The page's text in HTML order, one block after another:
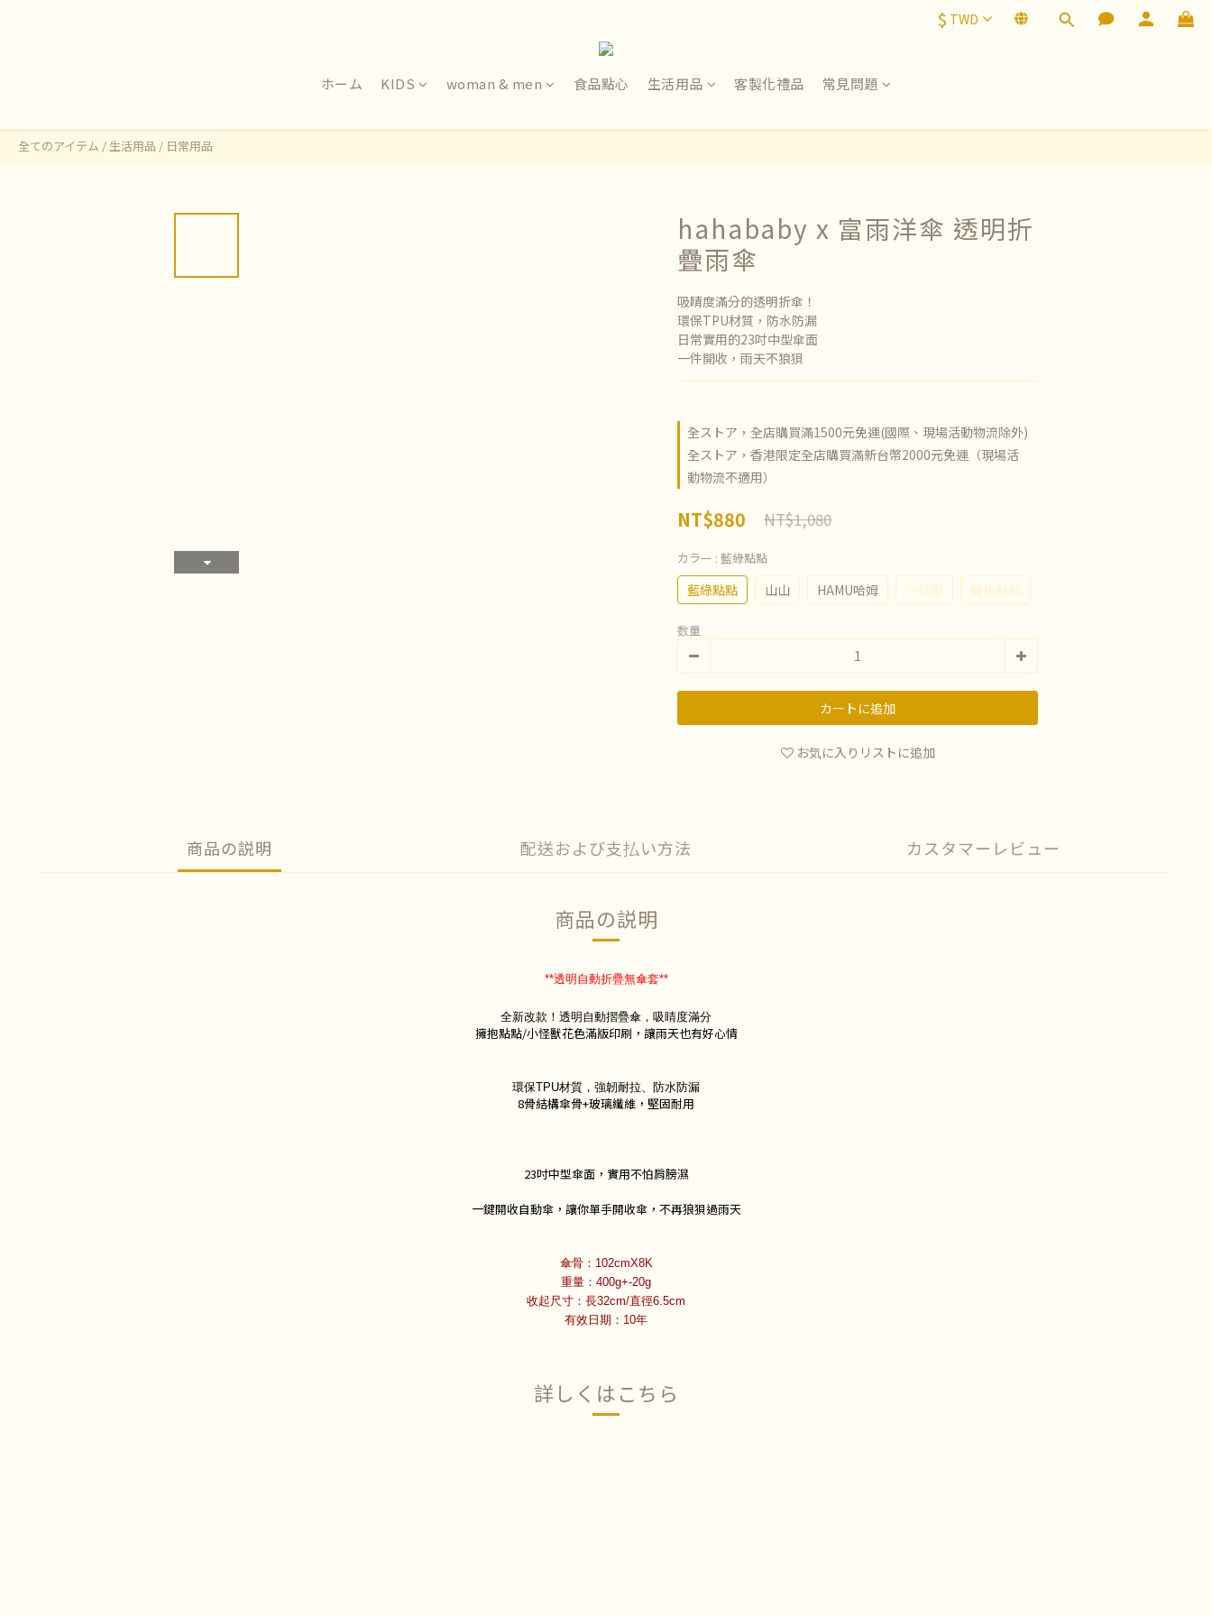
$ TWD
ホーム KIDS woman & men 食品點心 生活用品 客製化禮品 常見問題
全てのアイテム / 生活用品 / 日常用品
hahababy x 富雨洋傘 透明折
疊雨傘
吸睛度滿分的透明折傘！
環保TPU材質，防水防漏
日常實用的23吋中型傘面
一件開收，雨天不狼狽
全ストア，全店購買滿1500元免運(國際、現場活動物流除外)
全ストア，香港限定全店購買滿新台幣2000元免運（現場活
動物流不適用）
NT$880 NT$1,080
カラー : 藍綠點點
藍綠點點 山山 HAMU哈姆 小怪獸 擁抱點點
数量
カートに追加
お気に入りリストに追加
商品の説明 配送および支払い方法 カスタマーレビュー
商品の説明
**透明自動折疊無傘套**
全新改款！ 透明自動摺疊傘，吸睛度滿分
擁抱點點/小怪獸花色滿版印刷，讓雨天也有好心情
環保TPU材質，強韌耐拉、防水防漏
8骨結構傘骨+玻璃纖維，堅固耐用
23吋中型傘面，實用不怕肩膀濕
一鍵開收自動傘，讓你單手開收傘，不再狼狽過雨天
傘骨：102cmX8K
重量：400g+-20g
收起尺寸：長32cm/直徑6.5cm
有效日期：10年
詳しくはこちら